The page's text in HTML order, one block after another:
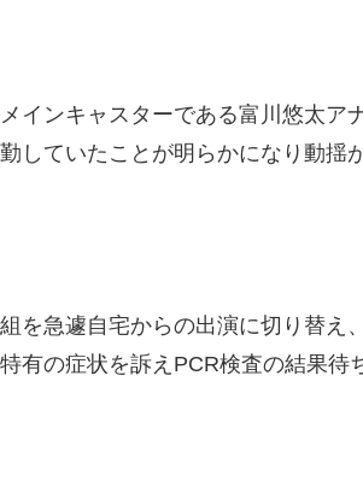
インキャスターである富川悠太ア
していたことが明らかになり動揺
を急遽自宅からの出演に切り替え
有の症状を訴えPCR検査の結果待